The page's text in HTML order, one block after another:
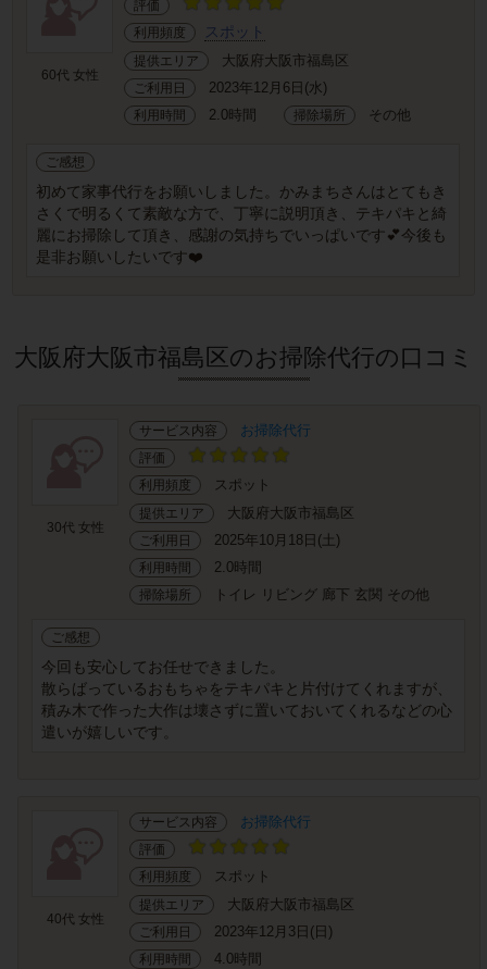
60代 女性
評価
利用頻度
スポット
提供エリア 大阪府大阪市福島区
ご利用日 2023年12月6日(水)
利用時間 2.0時間 掃除場所 その他
ご感想
初めて家事代行をお願いしました。かみまちさんはとてもき
さくで明るくて素敵な方で、丁寧に説明頂き、テキパキと綺
麗にお掃除して頂き、感謝の気持ちでいっぱいです💕今後も
是非お願いしたいです❤️
大阪府大阪市福島区のお掃除代行の口コミ
30代 女性
サービス内容 お掃除代行
評価
利用頻度
スポット
提供エリア 大阪府大阪市福島区
ご利用日 2025年10月18日(土)
利用時間 2.0時間
掃除場所 トイレ リビング 廊下 玄関 その他
ご感想
今回も安心してお任せできました。
散らばっているおもちゃをテキパキと片付けてくれますが、
積み木で作った大作は壊さずに置いておいてくれるなどの心
遣いが嬉しいです。
40代 女性
サービス内容 お掃除代行
評価
利用頻度
スポット
提供エリア 大阪府大阪市福島区
ご利用日 2023年12月3日(日)
利用時間 4.0時間